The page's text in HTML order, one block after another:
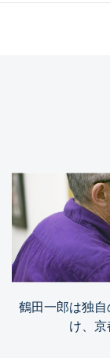
鶴田一郎は独
け、京